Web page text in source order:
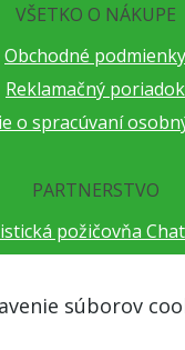
súborov
VŠETKO O NÁKUPE
Obchodné podmienky
Reklamačný poriadok
o spracúvaní
PARTNERSTVO
požičovňa
festival Cestou